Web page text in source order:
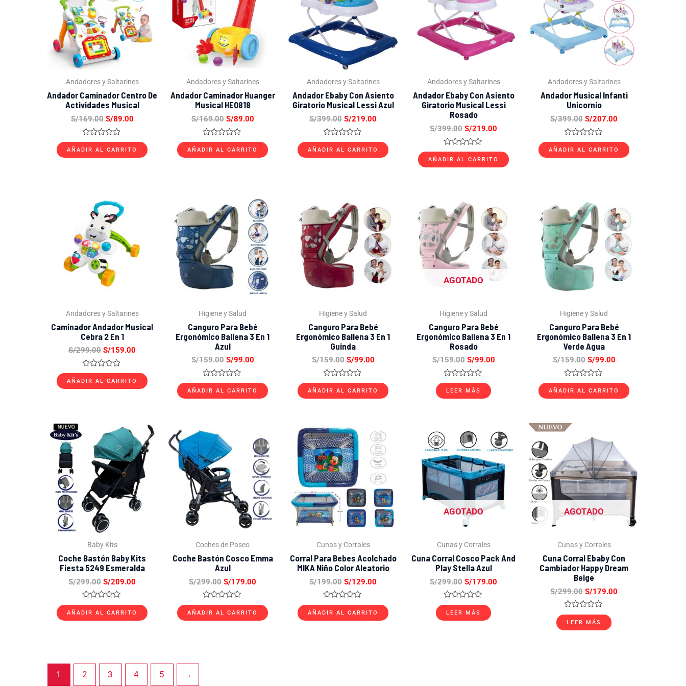
Andadores y Saltarines
Andador Caminador Centro De
Actividades Musical
S/169.00
S/169.00.
S/89.00
S/89.00.
Valorado
con
0
AÑADIR AL CARRITO
Andadores y Saltarines
Andador Caminador Huanger
Musical HE0818
S/169.00
S/169.00.
S/89.00
S/89.00.
Valorado
con
0
AÑADIR AL CARRITO
Andadores y Saltarines
Andador Ebaby Con Asiento
Giratorio Musical Lessi Azul
S/399.00
S/399.00.
S/219.00
S/219.00.
Valorado
con
0
AÑADIR AL CARRITO
Andadores y Saltarines
Andador Ebaby Con Asiento
Giratorio Musical Lessi
Rosado
S/399.00
S/399.00.
S/219.00
Valorado
con
0
AÑADIR AL CARRITO
Andadores y Saltarines
Andador Musical Infanti
Unicornio
S/399.00
S/399.00.
S/207.00
S/207.00.
Valorado
con
0
AÑADIR AL CARRITO
Andadores y Saltarines
Caminador Andador Musical
Cebra 2 En 1
S/299.00
precio
original
era:
S/299.00.
S/159.00
Valorado
con
0
AÑADIR AL CARRITO
Higiene y Salud
Canguro Para Bebé
Ergonómico Ballena 3 En 1
Azul
S/159.00
precio
original
era:
S/159.00.
S/99.00
precio
actual
es:
S/99.00.
Valorado
con
0
AÑADIR AL CARRITO
Higiene y Salud
Canguro Para Bebé
Ergonómico Ballena 3 En 1
Guinda
S/159.00
precio
original
era:
S/159.00.
S/99.00
precio
actual
es:
S/99.00.
Valorado
con
0
AÑADIR AL CARRITO
AGOTADO
Higiene y Salud
Canguro Para Bebé
Ergonómico Ballena 3 En 1
Rosado
S/159.00
precio
original
era:
S/159.00.
S/99.00
precio
actual
es:
S/99.00.
Valorado
con
0
LEER MÁS
Higiene y Salud
Canguro Para Bebé
Ergonómico Ballena 3 En 1
Verde Agua
S/159.00
precio
original
era:
S/159.00.
S/99.00
precio
actual
es:
S/99.00.
Valorado
con
0
AÑADIR AL CARRITO
Baby Kits
Coche Bastón Baby Kits
Fiesta 5249 Esmeralda
S/299.00
precio
original
era:
S/299.00.
S/209.00
precio
actual
es:
S/209.00.
Valorado
con
0
AÑADIR AL CARRITO
Coches de Paseo
Coche Bastón Cosco Emma
Azul
S/299.00
precio
original
era:
S/299.00.
S/179.00
precio
actual
es:
S/179.00.
Valorado
con
0
AÑADIR AL CARRITO
Cunas y Corrales
Corral Para Bebes Acolchado
MIKA Niño Color Aleatorio
S/199.00
El
precio
original
era:
S/199.00.
S/129.00
precio
actual
es:
S/129.00.
Valorado
con
0
AÑADIR AL CARRITO
AGOTADO
Cunas y Corrales
Cuna Corral Cosco Pack And
Play Stella Azul
S/299.00
precio
original
era:
S/299.00.
S/179.00
precio
actual
S/179.00.
Valorado
con
0
LEER MÁS
AGOTADO
Cunas y Corrales
Cuna Corral Ebaby Con
Cambiador Happy Dream
Beige
S/299.00
precio
original
era:
S/299.00.
S/179.00
es:
S/179.00.
Valorado
con
0
LEER MÁS
1 2 3 4 5 →